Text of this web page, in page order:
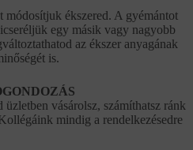
módosítjuk ékszered. A gyémántot
egy másik vagy nagyobb
az ékszer anyagának
is.
vásárolsz, számíthatsz ránk
mindig a rendelkezésedre